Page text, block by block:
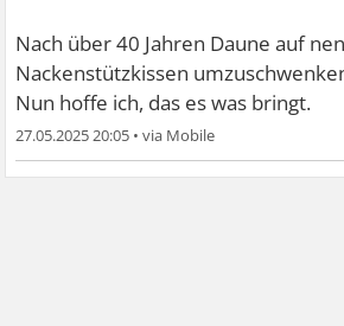
Nach über 40 Jahren Daune auf nen
Nackenstützkissen
Nun hoffe ich, das es was bringt.
27.05.2025 20:05 •